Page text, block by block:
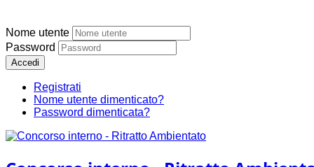
Nome utente
Password
Accedi
Registrati
Nome utente dimenticato?
Password dimenticata?